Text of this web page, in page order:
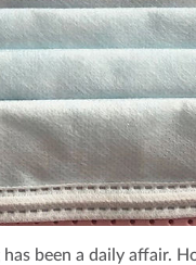
been a daily affair.